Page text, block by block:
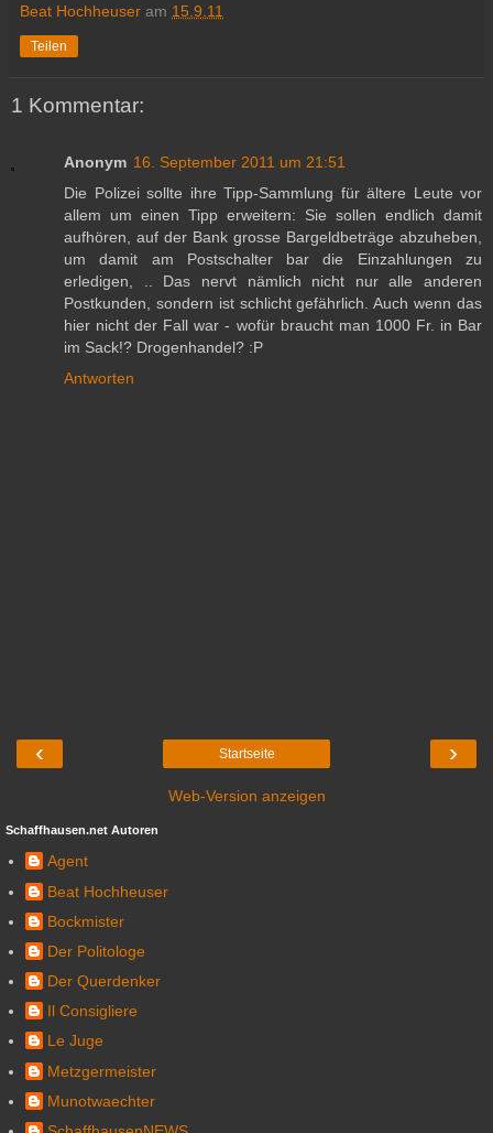
Beat Hochheuser am 15.9.11
Teilen
1 Kommentar:
Anonym 16. September 2011 um 21:51
Die Polizei sollte ihre Tipp-Sammlung für ältere Leute vor
allem um einen Tipp erweitern: Sie sollen endlich damit
aufhören, auf der Bank grosse Bargeldbeträge abzuheben,
um damit am Postschalter bar die Einzahlungen zu
erledigen, .. Das nervt nämlich nicht nur alle anderen
Postkunden, sondern ist schlicht gefährlich. Auch wenn das
hier nicht der Fall war - wofür braucht man 1000 Fr. in Bar
im Sack!? Drogenhandel? :P
Antworten
‹ ›
Startseite
Web-Version anzeigen
Schaffhausen.net Autoren
Agent
Beat Hochheuser
Bockmister
Der Politologe
Der Querdenker
Il Consigliere
Le Juge
Metzgermeister
Munotwaechter